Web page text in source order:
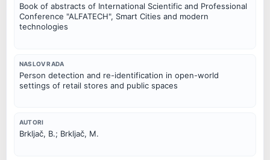
Book of abstracts of International Scientific and Professional
Conference "ALFATECH", Smart Cities and modern
technologies
NASLOV RADA
Person detection and re-identification in open-world
settings of retail stores and public spaces
AUTORI
Brkljač, B.; Brkljač, M.